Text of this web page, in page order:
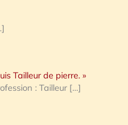
Tailleur de pierre. »
: Tailleur […]